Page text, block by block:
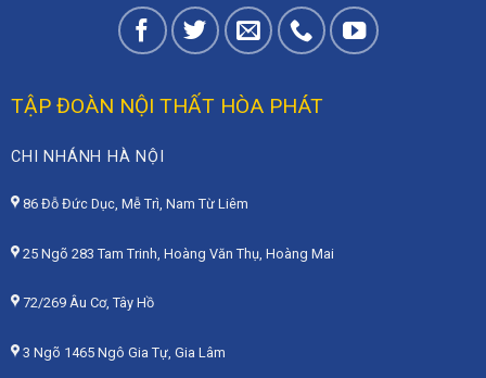
TẬP ĐOÀN NỘI THẤT HÒA PHÁT
CHI NHÁNH HÀ NỘI
86 Đỗ Đức Dục, Mễ Trì, Nam Từ Liêm
25 Ngõ 283 Tam Trinh, Hoàng Văn Thụ, Hoàng Mai
72/269 Âu Cơ, Tây Hồ
3 Ngõ 1465 Ngô Gia Tự, Gia Lâm